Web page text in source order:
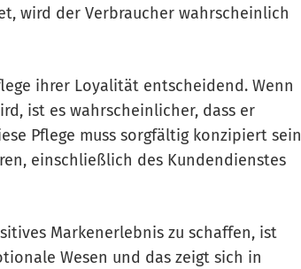
wird der Verbraucher wahrscheinlich
ihrer Loyalität entscheidend. Wenn
ist es wahrscheinlicher, dass er
Pflege muss sorgfältig konzipiert sein
einschließlich des Kundendienstes
Markenerlebnis zu schaffen, ist
Wesen und das zeigt sich in